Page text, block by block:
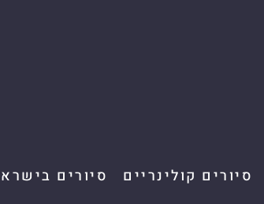
סיורים קולינריים סיורים